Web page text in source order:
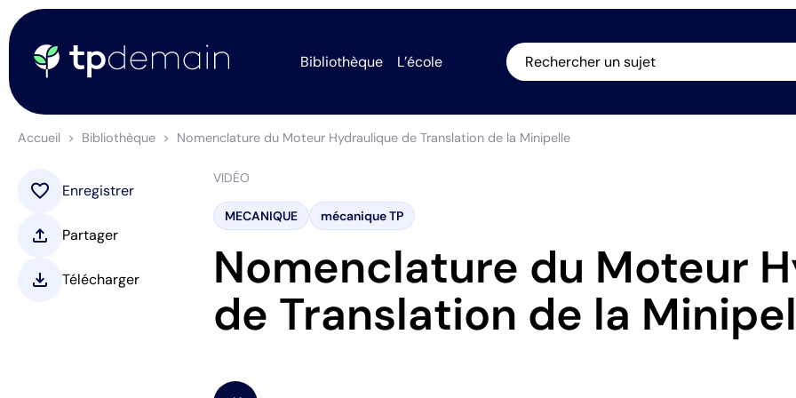
Bibliothèque L’école Rechercher un sujet
Accueil Bibliothèque Nomenclature du Moteur Hydraulique de Translation de la Minipelle
VIDÉO
MECANIQUE mécanique TP
Nomenclature du Moteur
de Translation de la
favorite Enregistrer
upload Partager
download Télécharger